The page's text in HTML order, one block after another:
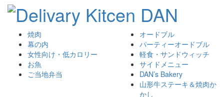
焼肉
幕の内
女性向け・低カロリー
お魚
ご当地弁当
オードブル
パーティーオードブル
軽食・サンドウィッチ
サイドメニュー
DAN’s Bakery
山形牛ステーキ＆焼肉か
かし